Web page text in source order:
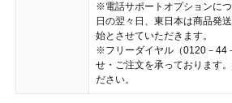
※電話サポートオプションに
日の翌々日、東日本は商品発
始とさせていただきます。
※フリーダイヤル（0120－44
せ・ご注文を承っております
ださい。